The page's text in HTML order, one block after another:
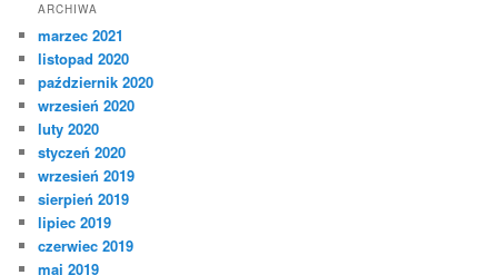
ARCHIWA
marzec 2021
listopad 2020
październik 2020
wrzesień 2020
luty 2020
styczeń 2020
wrzesień 2019
sierpień 2019
lipiec 2019
czerwiec 2019
maj 2019